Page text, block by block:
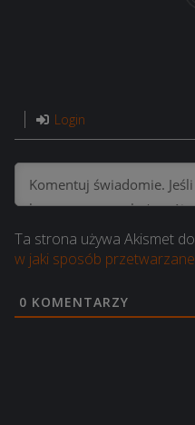
Login
Ta strona używa Akismet
w jaki sposób
0 KOMENTARZY